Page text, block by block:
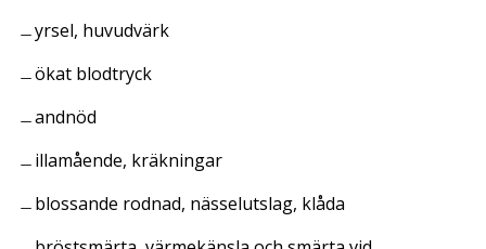
yrsel, huvudvärk
ökat blodtryck
andnöd
illamående, kräkningar
blossande rodnad, nässelutslag, klåda